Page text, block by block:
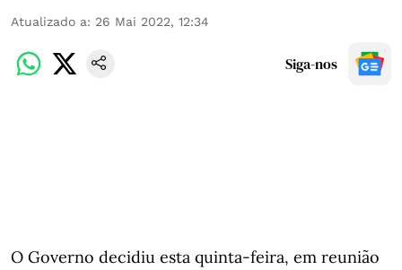
Atualizado a: 26 Mai 2022, 12:34
Siga-nos
O Governo decidiu esta quinta-feira, em reunião